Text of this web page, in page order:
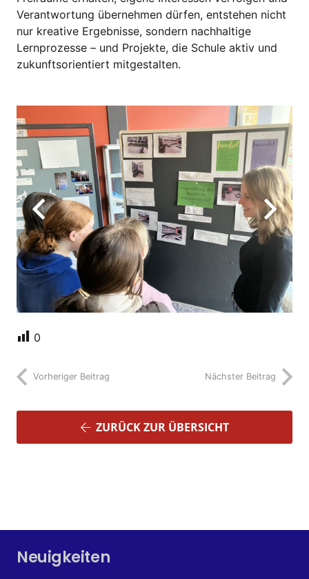
Verantwortung übernehmen dürfen, entstehen nicht
nur kreative Ergebnisse, sondern nachhaltige
Lernprozesse – und Projekte, die Schule aktiv und
zukunftsorientiert mitgestalten.
0
Vorheriger Beitrag Nächster Beitrag
ZURÜCK ZUR ÜBERSICHT
Neuigkeiten